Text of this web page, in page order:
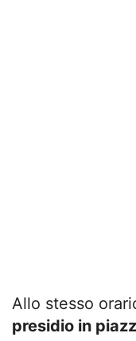
Allo stesso
presidio in